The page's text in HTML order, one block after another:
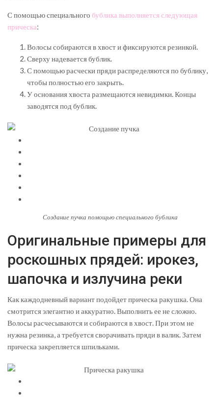
С помощью специального бублика выполняется следующая
прическа:
Волосы собираются в хвост и фиксируются резинкой.
Сверху надевается бублик.
С помощью расчески пряди распределяются по бублику,
чтобы полностью его закрыть.
У основания хвоста размещаются невидимки. Концы
заводятся под бублик.
Создание пучка помощью специального бублика
Оригинальные примеры для
роскошных прядей: ирокез,
шапочка и излучина реки
Как каждодневный вариант подойдет прическа ракушка. Она
смотрится элегантно и аккуратно. Выполнить ее не сложно.
Волосы расчесываются и собираются в хвост. При этом не
нужна резинка, а требуется сворачивать пряди в валик. Затем
прическа закрепляется шпильками.